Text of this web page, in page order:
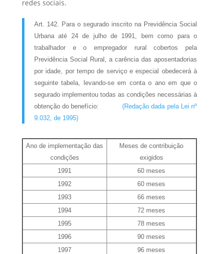
redes sociais.
Art. 142. Para o segurado inscrito na Previdência Social
Urbana até 24 de julho de 1991, bem como para o
trabalhador e o empregador rural cobertos pela
Previdência Social Rural, a carência das aposentadorias
por idade, por tempo de serviço e especial obedecerá à
seguinte tabela, levando-se em conta o ano em que o
segurado implementou todas as condições necessárias à
obtenção do benefício: (Redação dada pela Lei nº
9.032, de 1995)
Ano de implementação das
condições
Meses de contribuição
exigidos
1991
60 meses
1992
60 meses
1993
66 meses
1994
72 meses
1995
78 meses
1996
90 meses
1997
96 meses